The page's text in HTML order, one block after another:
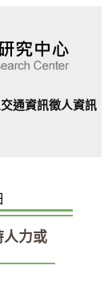
交通資訊徵人資訊
力或